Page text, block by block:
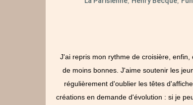
J'ai repris mon rythme de croisière,
de moins bonnes. J'aime soutenir les
régulièrement d'oublier les têtes
créations en demande d'évolution : si je